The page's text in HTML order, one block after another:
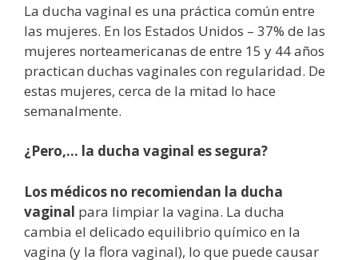
La ducha vaginal es una práctica común entre
las mujeres. En los Estados Unidos – 37% de las
mujeres norteamericanas de entre 15 y 44 años
practican duchas vaginales con regularidad. De
estas mujeres, cerca de la mitad lo hace
semanalmente.
¿Pero,… la ducha vaginal es segura?
Los médicos no recomiendan la ducha
vaginal para limpiar la vagina. La ducha
cambia el delicado equilibrio químico en la
vagina (y la flora vaginal), lo que puede causar